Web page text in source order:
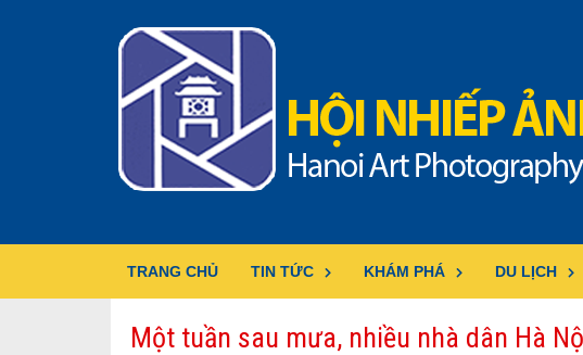
TRANG CHỦ TIN TỨC KHÁM PHÁ DU LỊCH
Một tuần sau mưa, nhiều nhà dân Hà